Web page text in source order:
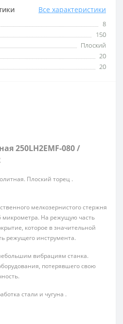
Все характеристики
8
150
Плоский
20
20
250LH2EMF-080 /
Плоский торец .
мелкозернистого стержня
микрометра. На режущую часть
которое в значительной
режущего инструмента.
вибрациям станка.
потерявшего свою
стали и чугуна .